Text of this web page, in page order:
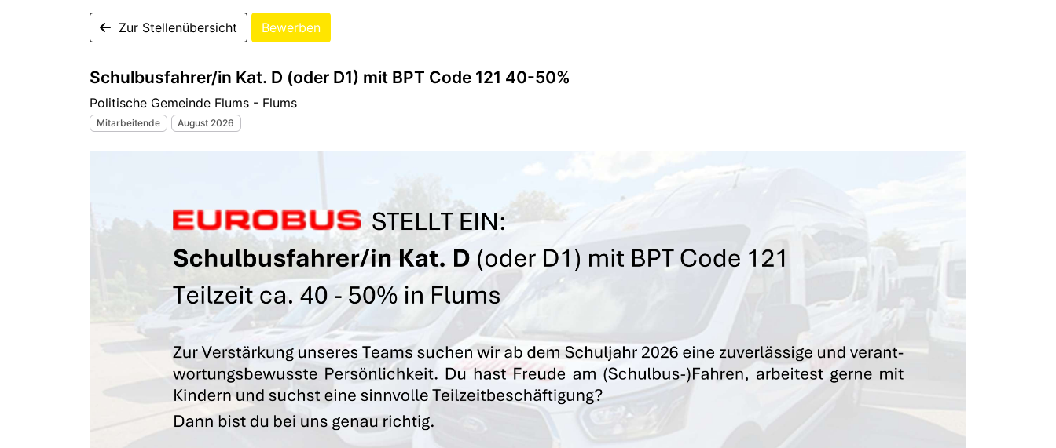
Zur Stellenübersicht Bewerben
Schulbusfahrer/in Kat. D (oder D1) mit BPT Code 121 40-50%
Politische Gemeinde Flums - Flums
Mitarbeitende August 2026